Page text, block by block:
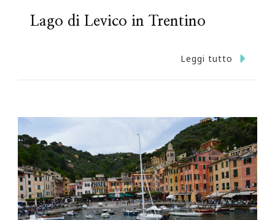
Lago di Levico in Trentino
Leggi tutto